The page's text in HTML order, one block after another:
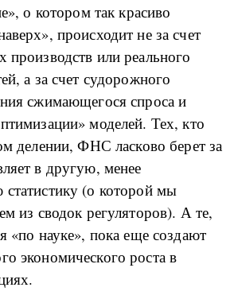
о котором так красиво
происходит не за счет
производств или реального
а за счет судорожного
сжимающегося спроса и
моделей. Тех, кто
делении, ФНС ласково берет за
в другую, менее
(о которой мы
из сводок регуляторов). А те,
«по науке», пока еще создают
экономического роста в